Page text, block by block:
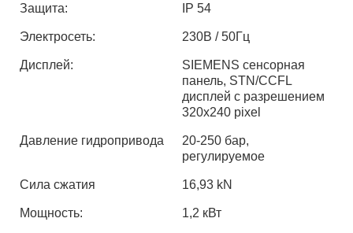
Защита: IP 54
Электросеть: 230В / 50Гц
Дисплей: SIEMENS сенсорная
панель, STN/CCFL
дисплей с разрешением
320x240 pixel
Давление гидропривода
20-250 бар,
регулируемое
Сила сжатия 16,93 kN
Мощность: 1,2 кВт